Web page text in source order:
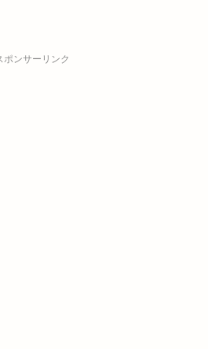
ポンサーリンク